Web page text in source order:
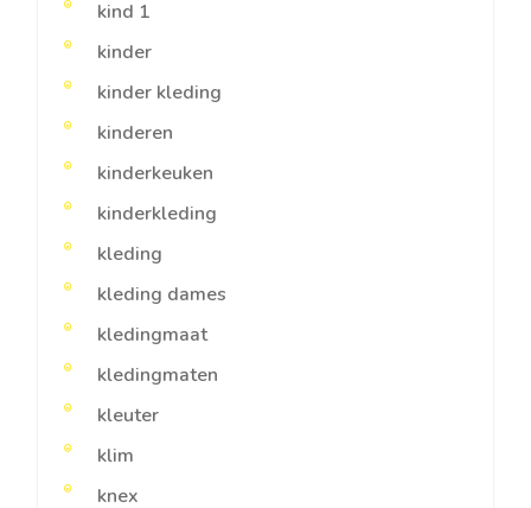
kind 1
kinder
kinder kleding
kinderen
kinderkeuken
kinderkleding
kleding
kleding dames
kledingmaat
kledingmaten
kleuter
klim
knex